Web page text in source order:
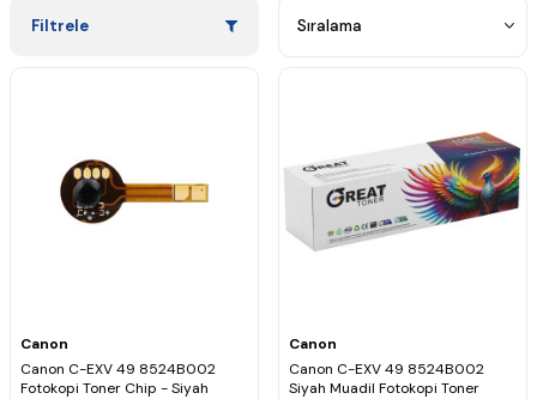
Filtrele
Canon
Canon C-EXV 49 8524B002
Fotokopi Toner Chip - Siyah
Canon
Canon C-EXV 49 8524B002
Siyah Muadil Fotokopi Toner